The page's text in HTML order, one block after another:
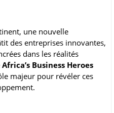
une nouvelle
des entreprises innovantes,
dans les réalités
Africa’s Business Heroes
majeur pour révéler ces